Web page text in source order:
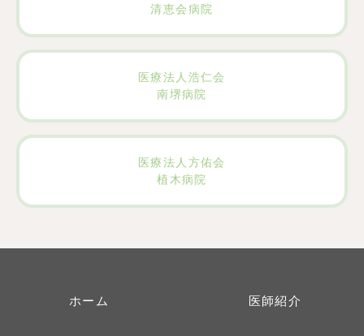
清恵会病院
医療法人浩仁会
南堺病院
医療法人方佑会
植木病院
ホーム 医師紹介